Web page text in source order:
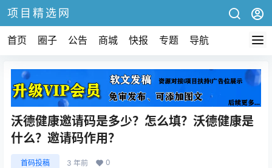
项目精选网
首页 圈子 公告 商城 快报 专题 导航
沃德健康邀请码是多少？怎么填？沃德健康是
什么？邀请码作用？
首码投稿 3 年前 0